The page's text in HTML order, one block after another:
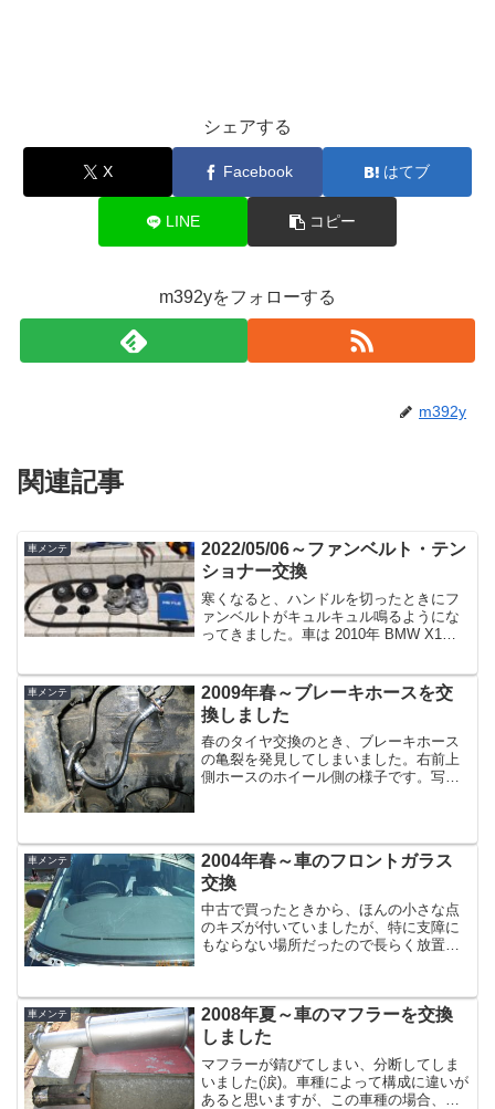
シェアする
X Facebook はてブ
LINE コピー
m392yをフォローする
m392y
関連記事
車メンテ
2022/05/06～ファンベルト・テン
ショナー交換
寒くなると、ハンドルを切ったときにフ
ァンベルトがキュルキュル鳴るようにな
ってきました。車は 2010年 BMW X1
てみようと思いましたが、こ...
車メンテ
2009年春～ブレーキホースを交
換しました
春のタイヤ交換のとき、ブレーキホース
の亀裂を発見してしまいました。右前上
側ホースのホイール側の様子です。写真
も約２０万ｋｍとなり、な...
車メンテ
2004年春～車のフロントガラス
交換
中古で買ったときから、ほんの小さな点
のキズが付いていましたが、特に支障に
もならない場所だったので長らく放置し
車のフロントガラスが大変なことに！出
勤する間、見る見るうちに...
車メンテ
2008年夏～車のマフラーを交換
しました
マフラーが錆びてしまい、分断してしま
いました(涙)。車種によって構成に違いが
あると思いますが、この車種の場合、排